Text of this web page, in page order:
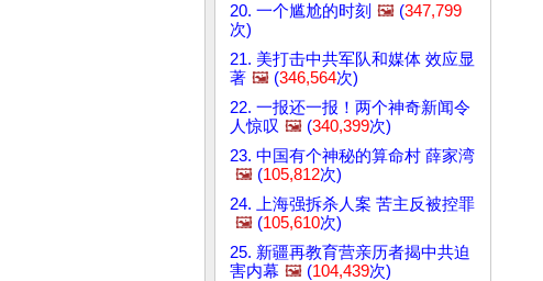
20. 一个尴尬的时刻 🖼️ (347,799
次)
21. 美打击中共军队和媒体 效应显
著 🖼️ (346,564次)
22. 一报还一报！两个神奇新闻令
人惊叹 🖼️ (340,399次)
23. 中国有个神秘的算命村 薛家湾
🖼️ (105,812次)
24. 上海强拆杀人案 苦主反被控罪
🖼️ (105,610次)
25. 新疆再教育营亲历者揭中共迫
害内幕 🖼️ (104,439次)